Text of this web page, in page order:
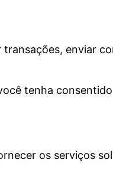
enviar
tenha
os serviços